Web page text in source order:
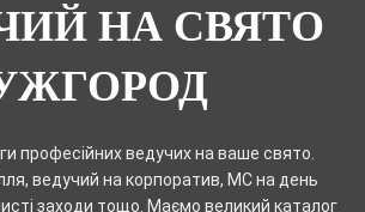
НА СВЯТО
професійних ведучих на ваше свято.
ведучий на корпоратив, MC на день
заходи тощо. Маємо великий каталог